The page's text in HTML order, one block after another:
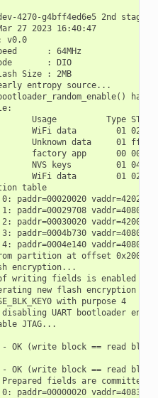
4270-g4bff4ed6e5 2nd stage
27 2023 16:40:47
v0.0
: 64MHz
: DIO
Size : 2MB
entropy source...
has
Usage          Type ST
WiFi data        01 02
Unknown data     01 ff
factory app      00 00
NVS keys         01 04
WiFi data        01 02
table
paddr=00020020
paddr=00029708
paddr=00030020
paddr=0004b730
paddr=0004e140
partition at offset 0x20000
encryption...
writing fields is enabled
new flash encryption
with purpose 4
UART bootloader
JTAG...
- OK (write block == read
- OK (write block == read
fields are committed
paddr=00000020